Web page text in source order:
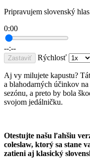
Pripravujem slovenský
0:00
--:--
Zastaviť Rýchlosť
Aj vy milujete kapustu?
a blahodarných účinkov
sezónu, a preto by bola
svojom jedálničku.
Otestujte našu ľahšiu
coleslaw, ktorý sa stane
zatieni aj klasický